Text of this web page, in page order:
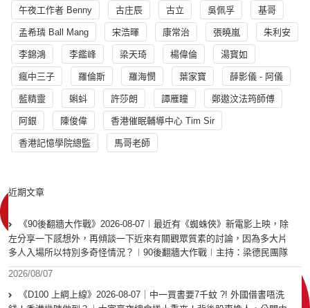
午夜工作者 Benny 古庄辰 古立 吳佩孚 基哥
孟希璘 Ball Mang 宋浩暉 康常治 張曉嵐 朱利安
李錦鴻 李鑑峰 梁天琦 楊偉倫 湯寳如
瘋中三子 羅倫斯 羅海憫 葉家寶 薛影儀 - 阿儀
藍精靈 蝌蚪 許莎朗 譚雁瞳 鄭遨汶法筠師傅
阿銀 陳俊偉 香港催眠輔導中心 Tim Sir
香港記憶學院總監 馬哥老師
近期文章
《90後翻牆大作戰》2026-08-07︱最近有《蜘蛛俠》新電影上映，除
左分享一下感想外，再傾談一下近來有關觀眾質素的討論，因為多大片
多人入場所以特別多奇怪情況？︱90後翻牆大作戰︱主持：梁德民團隊
2026/08/07
《D100 上綱上線》2026-08-07｜中一買書要7千蚊 ?! 外國借書唔洗